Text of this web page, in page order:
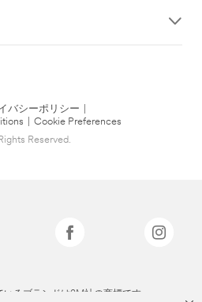
バシーポリシー
Cookie Preferences
Reserved.
るブランドは3M社の商標です。